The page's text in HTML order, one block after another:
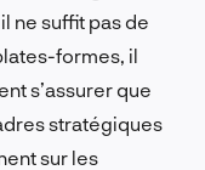
ne suffit pas de
formes, il
s’assurer que
stratégiques
sur les